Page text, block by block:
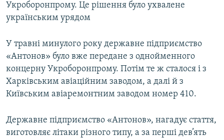
Укроборонпрому. Це рішення було ухвалене
українським урядом
У травні минулого року державне підприємство
«Антонов» було вже передане з однойменного
концерну Укроборонпрому. Потім те ж сталося і з
Харківським авіаційним заводом, а далі й з
Київським авіаремонтним заводом номер 410.
Державне підприємство «Антонов», нагадує стаття,
виготовляє літаки різного типу, а за перші дев’ять